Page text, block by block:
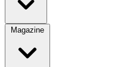
Magazine